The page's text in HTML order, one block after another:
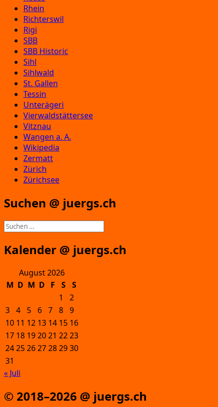
Rhein
Richterswil
Rigi
SBB
SBB Historic
Sihl
Sihlwald
St. Gallen
Tessin
Unterägeri
Vierwaldstättersee
Vitznau
Wangen a. A.
Wikipedia
Zermatt
Zürich
Zürichsee
Suchen @ juergs.ch
Suchen
nach:
Kalender @ juergs.ch
August 2026
M D M D F S
S
1
2
3 4 5 6 7 8 9
10 11 12 13 14 15 16
17 18 192021 2223
24252627282930
31
« Juli
© 2018–2026 @ juergs.ch